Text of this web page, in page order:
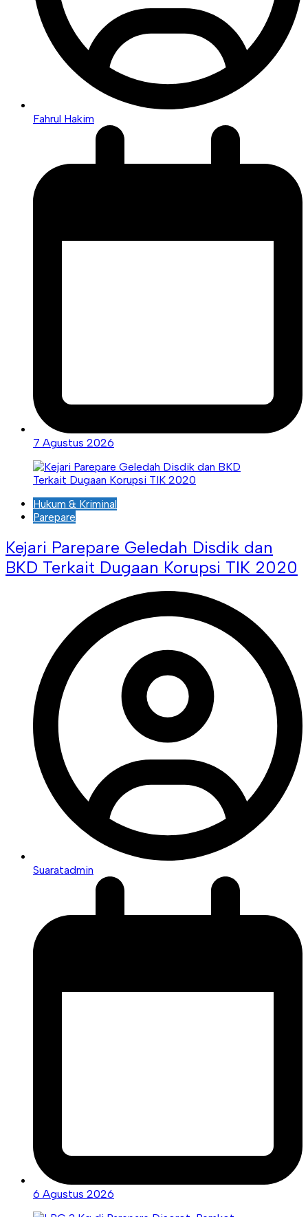
Fahrul Hakim
7 Agustus 2026
Hukum & Kriminal
Parepare
Kejari Parepare Geledah Disdik dan
BKD Terkait Dugaan Korupsi TIK 2020
Suaratadmin
6 Agustus 2026